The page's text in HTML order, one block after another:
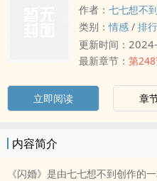
作者： 七七想不到
类别：情感 / 排
更新时间：
最新章节： 第
立即阅读 章
内容简介
《闪婚》是由七七想不到创作的